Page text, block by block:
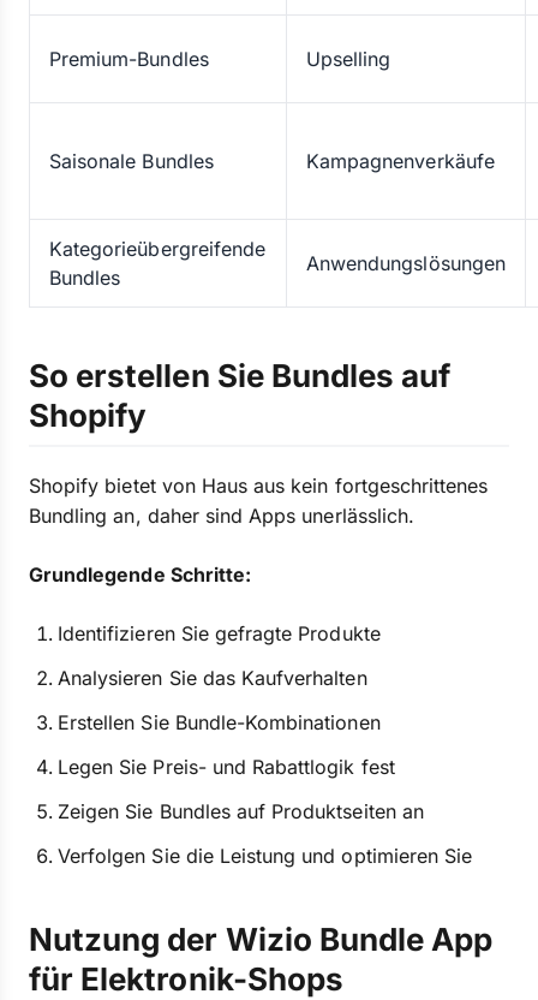
Premium-Bundles Upselling
Saisonale Bundles Kampagnenverkäufe
Kategorieübergreifende
Bundles
Anwendungslösungen
So erstellen Sie Bundles auf
Shopify
Shopify bietet von Haus aus kein fortgeschrittenes
Bundling an, daher sind Apps unerlässlich.
Grundlegende Schritte:
Identifizieren Sie gefragte Produkte
Analysieren Sie das Kaufverhalten
Erstellen Sie Bundle-Kombinationen
Legen Sie Preis- und Rabattlogik fest
Zeigen Sie Bundles auf Produktseiten an
Verfolgen Sie die Leistung und optimieren Sie
Nutzung der Wizio Bundle App
für Elektronik-Shops